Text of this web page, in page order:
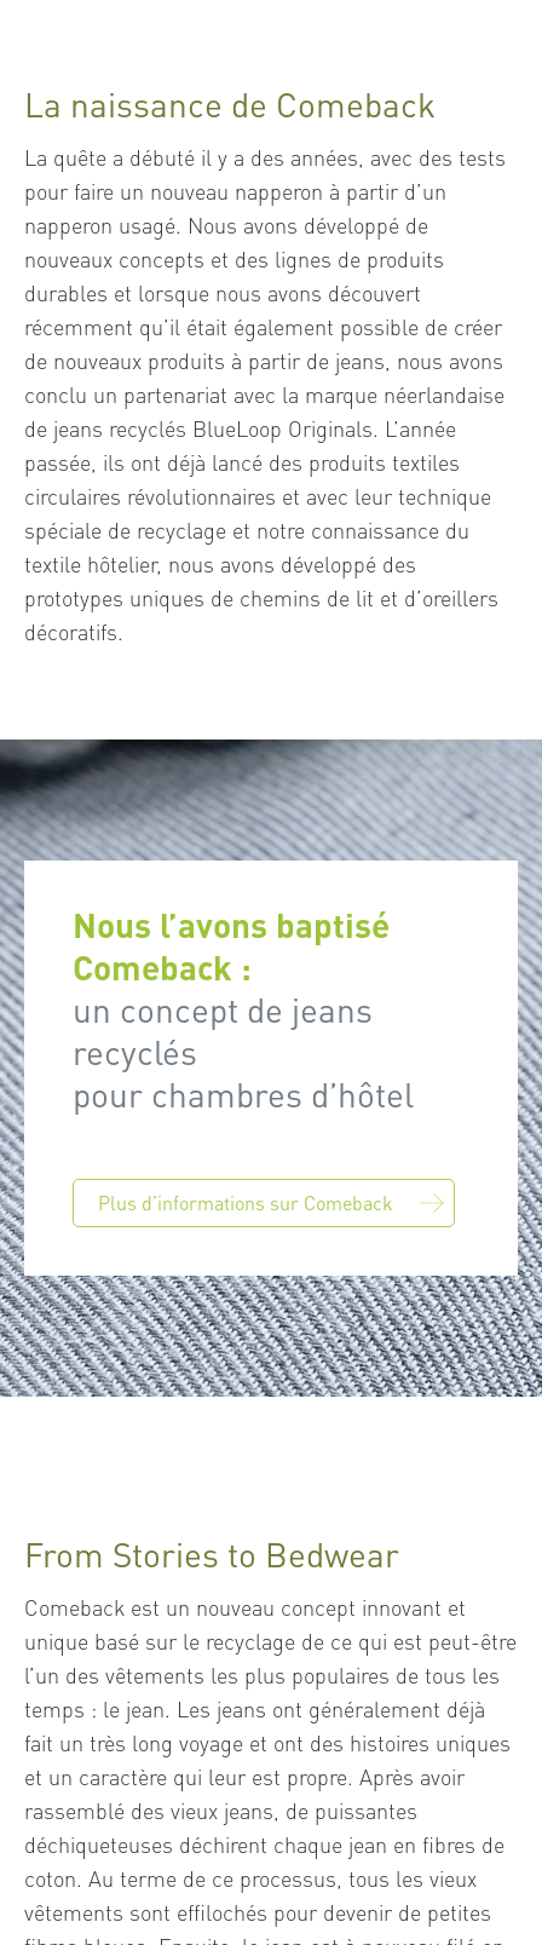
La naissance de Comeback
La quête a débuté il y a des années, avec des tests
pour faire un nouveau napperon à partir d’un
napperon usagé. Nous avons développé de
nouveaux concepts et des lignes de produits
durables et lorsque nous avons découvert
récemment qu’il était également possible de créer
de nouveaux produits à partir de jeans, nous avons
conclu un partenariat avec la marque néerlandaise
de jeans recyclés BlueLoop Originals. L’année
passée, ils ont déjà lancé des produits textiles
circulaires révolutionnaires et avec leur technique
spéciale de recyclage et notre connaissance du
textile hôtelier, nous avons développé des
prototypes uniques de chemins de lit et d’oreillers
décoratifs.
Nous l’avons baptisé
Comeback :
un concept de jeans
recyclés
pour chambres d’hôtel
Plus d’informations sur Comeback
From Stories to Bedwear
Comeback est un nouveau concept innovant et
unique basé sur le recyclage de ce qui est peut-être
l’un des vêtements les plus populaires de tous les
temps : le jean. Les jeans ont généralement déjà
fait un très long voyage et ont des histoires uniques
et un caractère qui leur est propre. Après avoir
rassemblé des vieux jeans, de puissantes
déchiqueteuses déchirent chaque jean en fibres de
coton. Au terme de ce processus, tous les vieux
vêtements sont effilochés pour devenir de petites